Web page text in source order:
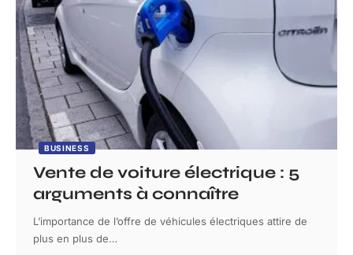
BUSINESS
Vente de voiture électrique : 5
arguments à connaître
L’importance de l’offre de véhicules électriques attire de
plus en plus de…